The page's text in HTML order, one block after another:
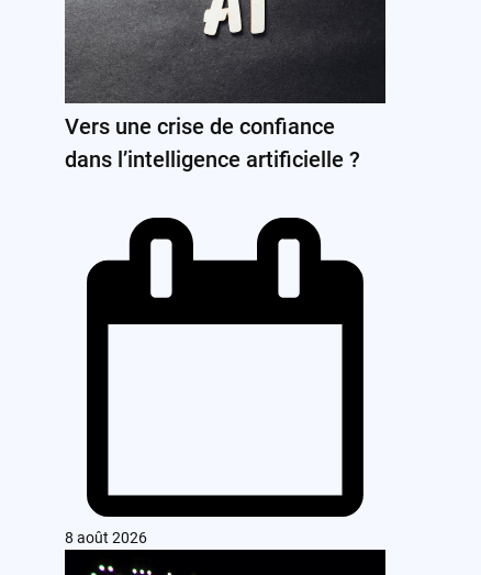
Vers une crise de confiance
dans l’intelligence artificielle ?
8 août 2026